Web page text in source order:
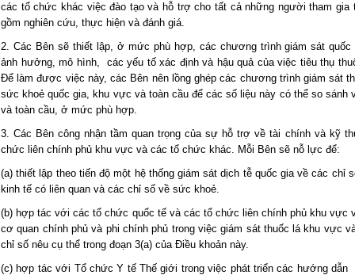
các tổ chức khác việc đào tạo và hỗ trợ cho tất cả những người tham gia
gồm nghiên cứu, thực hiện và đánh giá.
2. Các Bên sẽ thiết lập, ở mức phù hợp, các chương trình giám sát
ảnh hưởng, mô hình, các yếu tố xác định và hậu quả của việc tiêu thụ
Để làm được việc này, các Bên nên lồng ghép các chương trình giám sát
sức khoẻ quốc gia, khu vực và toàn cầu để các số liệu này có thể so
và toàn cầu, ở mức phù hợp.
3. Các Bên công nhận tầm quan trọng của sự hỗ trợ về tài chính và kỹ
chức liên chính phủ khu vực và các tổ chức khác. Mỗi Bên sẽ nỗ lực để:
(a) thiết lập theo tiến độ một hệ thống giám sát dịch tễ quốc gia về các
kinh tế có liên quan và các chỉ số về sức khoẻ.
(b) hợp tác với các tổ chức quốc tế và các tổ chức liên chính phủ khu
cơ quan chính phủ và phi chính phủ trong việc giám sát thuốc lá khu vực
chỉ số nêu cụ thể trong đoạn 3(a) của Điều khoản này.
(c) hợp tác với Tổ chức Y tế Thế giới trong việc phát triển các hướng dẫn